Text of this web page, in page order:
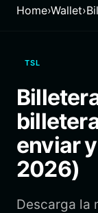
Français
繁體中文
Bahasa Indonesia
ภาษาไทย
Español
Português (Brasil)
Home›Wallet›
TSL
enviar
2026)
Descarga la